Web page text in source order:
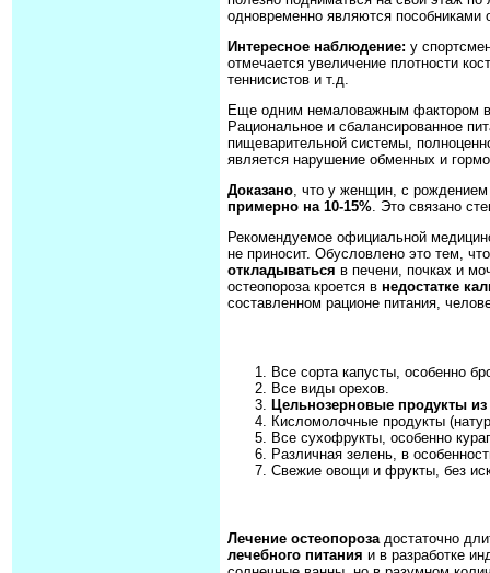
одновременно являются пособниками
Интересное наблюдение: у
отмечается увеличение плотности
теннисистов и т.д.
Еще одним немаловажным фактором
Рациональное и сбалансированное
пищеварительной системы,
является нарушение обменных и
Доказано, что у женщин, с рождением
примерно на 10-15%. Это связано
Рекомендуемое официальной
не приносит. Обусловлено это тем,
откладываться в печени, почках и
остеопороза кроется в недостатке
составленном рационе питания,
Все сорта капусты, особенно
Все виды орехов.
Цельнозерновые продукты
Кисломолочные продукты
Все сухофрукты, особенно
Различная зелень, в
Свежие овощи и фрукты, без
Лечение остеопорозадостаточно
лечебного питания и в разработке